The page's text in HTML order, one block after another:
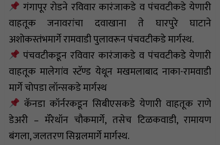
गंगापूर रोडने रविवार कारंजाकडे व पंचवटीकडे येणारी
वाहतूक जनावरांचा दवाखाना ते घारपुरे घाटाने
अशोकस्तंभमार्गे रामवाडी पुलावरून पंचवटीकडे मार्गस्थ.
पंचवटीकडून रविवार कारंजाकडे व पंचवटीकडे येणारी
वाहतूक मालेगांव स्टॅण्ड येथून मखमलाबाद नाका-रामवाडी
मार्गे चोपडा लॉन्सकडे मार्गस्थ
कॅनडा कॉर्नरकडून सिबीएसकडे येणारी वाहतूक राणे
डेअरी – मॅरेथॉन चौकमार्गे, तसेच टिळकवाडी, रामायण
बंगला, जलतरण सिग्नलमार्गे मार्गस्थ.